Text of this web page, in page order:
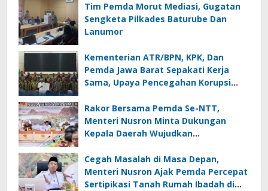
Tim Pemda Morut Mediasi, Gugatan
Sengketa Pilkades Baturube Dan
Lanumor
Kementerian ATR/BPN, KPK, Dan
Pemda Jawa Barat Sepakati Kerja
Sama, Upaya Pencegahan Korupsi
Rakor Bersama Pemda Se-NTT,
Menteri Nusron Minta Dukungan
Kepala Daerah Wujudkan
Cegah Masalah di Masa Depan,
Menteri Nusron Ajak Pemda Percepat
Sertipikasi Tanah Rumah Ibadah di